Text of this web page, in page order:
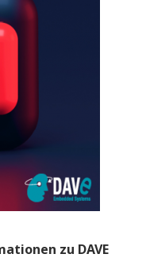
zu DAVE